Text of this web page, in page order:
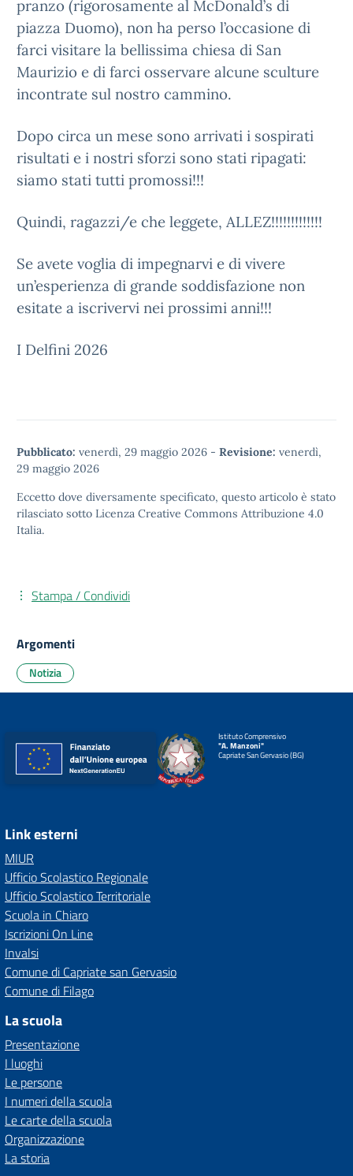
pranzo (rigorosamente al McDonald’s di
piazza Duomo), non ha perso l’occasione di
farci visitare la bellissima chiesa di San
Maurizio e di farci osservare alcune sculture
incontrate sul nostro cammino.
Dopo circa un mese sono arrivati i sospirati
risultati e i nostri sforzi sono stati ripagati:
siamo stati tutti promossi!!!
Quindi, ragazzi/e che leggete, ALLEZ!!!!!!!!!!!!!
Se avete voglia di impegnarvi e di vivere
un’esperienza di grande soddisfazione non
esitate a iscrivervi nei prossimi anni!!!
I Delfini 2026
Pubblicato: venerdì, 29 maggio 2026 - Revisione: venerdì,
29 maggio 2026
Eccetto dove diversamente specificato, questo articolo è stato
rilasciato sotto Licenza Creative Commons Attribuzione 4.0
Italia.
Stampa / Condividi
Argomenti
Notizia
Istituto Comprensivo
"A. Manzoni"
Capriate San Gervasio (BG)
Link esterni
MIUR
Ufficio Scolastico Regionale
Ufficio Scolastico Territoriale
Scuola in Chiaro
Iscrizioni On Line
Invalsi
Comune di Capriate san Gervasio
Comune di Filago
La scuola
Presentazione
I luoghi
Le persone
I numeri della scuola
Le carte della scuola
Organizzazione
La storia